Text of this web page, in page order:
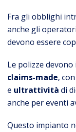
Fra gli obblighi
anche gli
devono essere
Le polizze
claims-made,
e ultrattività di
anche per eventi
Questo impianto